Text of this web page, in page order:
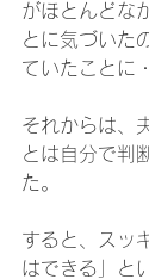
がほとんどな
とに気づいた
ていたことに
それからは、
とは自分で判
た。
すると、スッ
はできる」と